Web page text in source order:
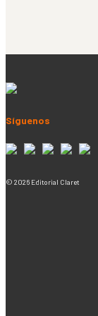
Síguenos
© 2026 Editorial Claret